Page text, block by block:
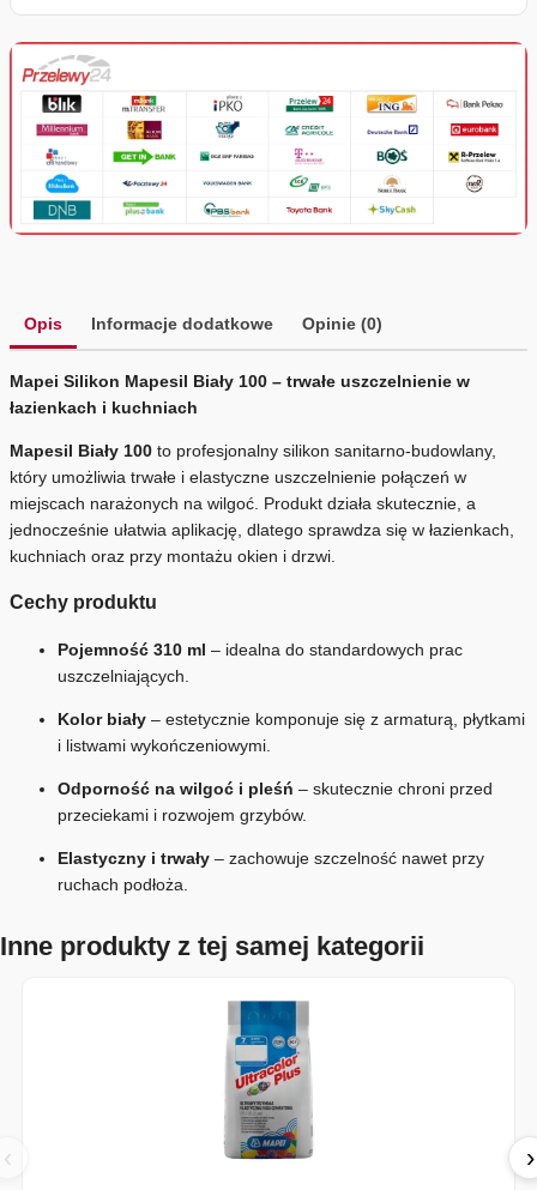
Opis Informacje dodatkowe Opinie (0)
Mapei Silikon Mapesil Biały 100 – trwałe uszczelnienie w
łazienkach i kuchniach
Mapesil Biały 100 to profesjonalny silikon sanitarno-budowlany,
który umożliwia trwałe i elastyczne uszczelnienie połączeń w
miejscach narażonych na wilgoć. Produkt działa skutecznie, a
jednocześnie ułatwia aplikację, dlatego sprawdza się w łazienkach,
kuchniach oraz przy montażu okien i drzwi.
Cechy produktu
Pojemność 310 ml – idealna do standardowych prac
uszczelniających.
Kolor biały – estetycznie komponuje się z armaturą, płytkami
i listwami wykończeniowymi.
Odporność na wilgoć i pleśń – skutecznie chroni przed
przeciekami i rozwojem grzybów.
Elastyczny i trwały – zachowuje szczelność nawet przy
ruchach podłoża.
Inne produkty z tej samej kategorii
‹ ›